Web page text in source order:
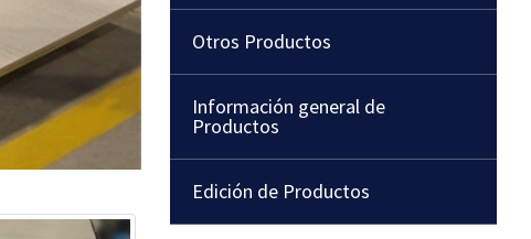
Otros Productos
Información general de
Productos
Edición de Productos